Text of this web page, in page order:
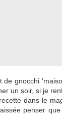
de gnocchi
un soir, si je
dans le
penser